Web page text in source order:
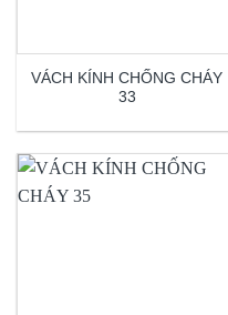
VÁCH KÍNH CHỐNG CHÁY
33